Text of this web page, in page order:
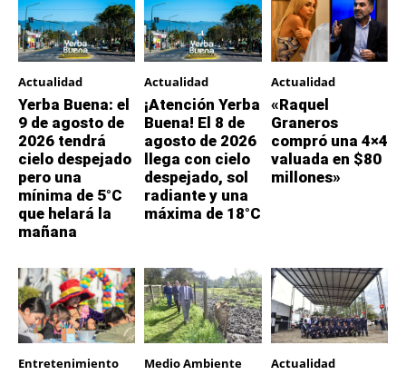
Actualidad
Yerba Buena: el
9 de agosto de
2026 tendrá
cielo despejado
pero una
mínima de 5°C
que helará la
mañana
Actualidad
¡Atención Yerba
Buena! El 8 de
agosto de 2026
llega con cielo
despejado, sol
radiante y una
máxima de 18°C
Actualidad
«Raquel
Graneros
compró una 4×4
valuada en $80
millones»
Entretenimiento Medio Ambiente Actualidad